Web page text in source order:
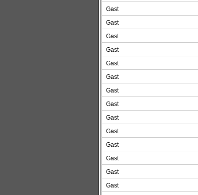
Gast
Gast
Gast
Gast
Gast
Gast
Gast
Gast
Gast
Gast
Gast
Gast
Gast
Gast